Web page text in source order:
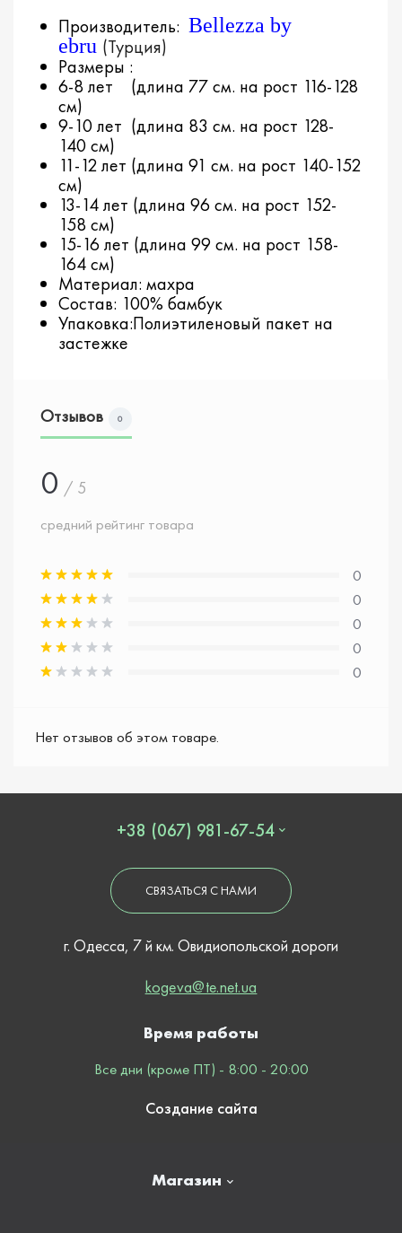
Производитель: Bellezza by
ebru (Турция)
Размеры :
6-8 лет (длина 77 см. на рост 116-128
см)
9-10 лет (длина 83 см. на рост 128-
140 см)
11-12 лет (длина 91 см. на рост 140-152
см)
13-14 лет (длина 96 см. на рост 152-
158 см)
15-16 лет (длина 99 см. на рост 158-
164 см)
Материал: махра
Состав: 100% бамбук
Упаковка:Полиэтиленовый пакет на
застежке
Отзывов 0
0 / 5
средний рейтинг товара
0
0
0
0
0
Нет отзывов об этом товаре.
+38 (067) 981-67-54
СВЯЗАТЬСЯ С НАМИ
г. Одесса, 7 й км. Овидиопольской дороги
kogeva@te.net.ua
Магазин
Время работы
Все дни (кроме ПТ) - 8:00 - 20:00
Создание сайта